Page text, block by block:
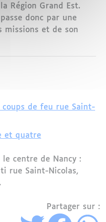
Région Grand Est.
donc par une
missions et de son
coups de feu rue Saint-
et quatre
le centre de Nancy :
rue Saint-Nicolas,
Partager sur :